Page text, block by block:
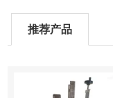
推荐产品